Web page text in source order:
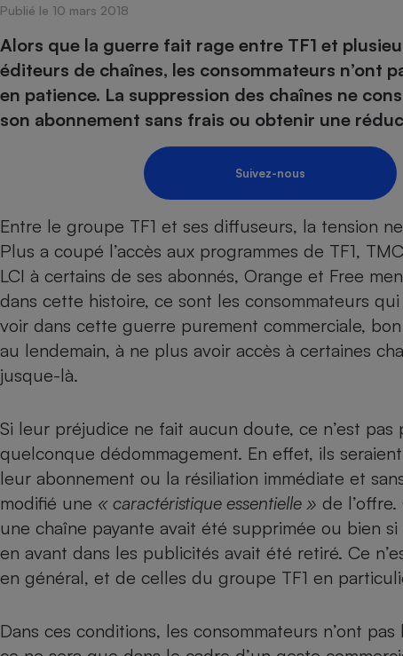
Publié le 10 mars 2018
Alors que la guerre fait rage entre TF1 et
éditeurs de chaînes, les consommateurs n’ont
en patience. La suppression des chaînes ne
son abonnement sans frais ou obtenir une
Suivez-nous
Entre le groupe TF1 et ses diffuseurs, la tension
Plus a coupé l’accès aux programmes de TF1,
LCI à certains de ses abonnés, Orange et Free
dans cette histoire, ce sont les consommateurs
voir dans cette guerre purement commerciale,
au lendemain, à ne plus avoir accès à certaines
jusque-là.
Si leur préjudice ne fait aucun doute, ce n’est
quelconque dédommagement. En effet, ils
leur abonnement ou la résiliation immédiate et
modifié une « caractéristique essentielle » de
une chaîne payante avait été supprimée ou bien
en avant dans les publicités avait été retiré. Ce
en général, et de celles du groupe TF1 en
Dans ces conditions, les consommateurs n’ont
Complément
alimentaire
Gros électroménager
Petit électroménager
Lave-linge
induction
Téléphonie
Téléviseur
Téléphone mobile -
Smartphone
Matelas
Climatiseur -
Mutuelle
Antimoustique